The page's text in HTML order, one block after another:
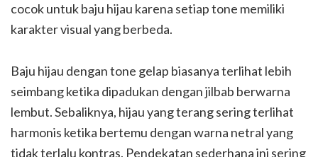
cocok untuk baju hijau karena setiap tone memiliki
karakter visual yang berbeda.
Baju hijau dengan tone gelap biasanya terlihat lebih
seimbang ketika dipadukan dengan jilbab berwarna
lembut. Sebaliknya, hijau yang terang sering terlihat
harmonis ketika bertemu dengan warna netral yang
tidak terlalu kontras. Pendekatan sederhana ini sering